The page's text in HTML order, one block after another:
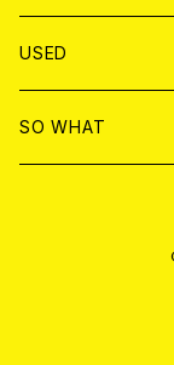
T-SHIRT & WEAR
DVD
BADGE
PATCH
USED
書籍
SO WHAT